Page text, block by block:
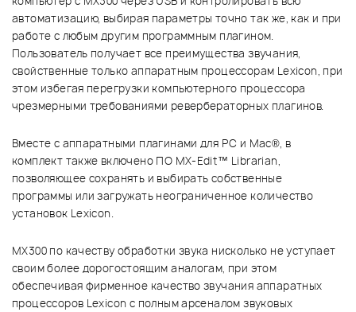
автоматизацию, выбирая параметры точно так же, как и при
работе с любым другим программным плагином.
Пользователь получает все преимущества звучания,
свойственные только аппаратным процессорам Lexicon, при
этом избегая перегрузки компьютерного процессора
чрезмерными требованиями ревербераторных плагинов.
Вместе с аппаратными плагинами для PC и Mac®, в
комплект также включено ПО MX-Edit™ Librarian,
позволяющее сохранять и выбирать собственные
программы или загружать неограниченное количество
установок Lexicon.
МХ300 по качеству обработки звука нисколько не уступает
своим более дорогостоящим аналогам, при этом
обеспечивая фирменное качество звучания аппаратных
процессоров Lexicon с полным арсеналом звуковых